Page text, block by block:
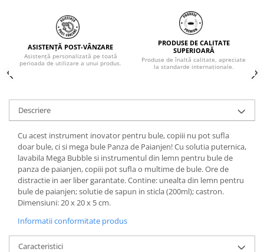
ASISTENȚĂ POST-VÂNZARE
Asistență personalizată pe toată
perioada de utilizare a unui produs.
PRODUSE DE CALITATE
SUPERIOARĂ
Produse de înaltă calitate, apreciate
la standarde internaționale.
Descriere
Cu acest instrument inovator pentru bule, copiii nu pot sufla
doar bule, ci si mega bule Panza de Paianjen! Cu solutia puternica,
lavabila Mega Bubble si instrumentul din lemn pentru bule de
panza de paianjen, copiii pot sufla o multime de bule. Ore de
distractie in aer liber garantate. Contine: unealta din lemn pentru
bule de paianjen; solutie de sapun in sticla (200ml); castron.
Dimensiuni: 20 x 20 x 5 cm.
Informatii conformitate produs
Caracteristici